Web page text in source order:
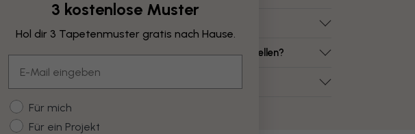
Kann ich eine Leinwand aus meinem eigenen Bild erstellen?
Muss ich die Leinwand selbst montieren?
3 kostenlose Muster
Hol dir 3 Tapetenmuster gratis nach Hause.
Customer type
Für mich
Für ein Projekt